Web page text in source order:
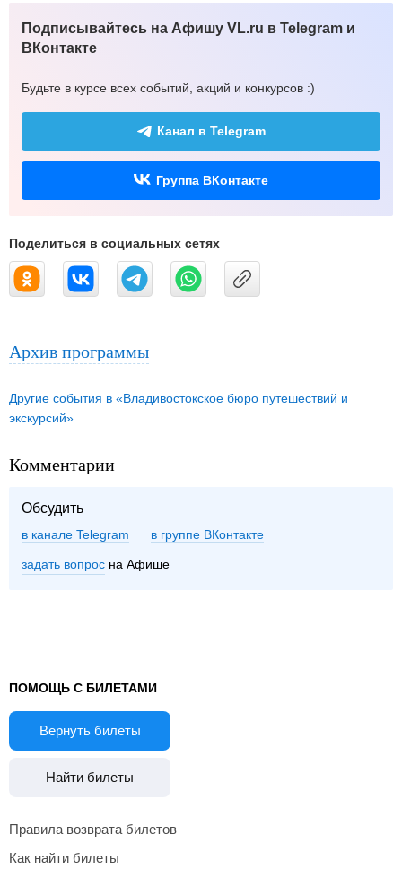
Подписывайтесь на Афишу VL.ru в Telegram и
ВКонтакте
Будьте в курсе всех событий, акций и конкурсов :)
Канал в Telegram
Группа ВКонтакте
Поделиться в социальных сетях
Архив программы
Другие события в «Владивостокское бюро путешествий и
экскурсий»
Комментарии
Обсудить
в канале Telegram группе ВКонтакте
задать вопрос на Афише
ПОМОЩЬ С БИЛЕТАМИ
Вернуть билеты
Найти билеты
Правила возврата билетов
Как найти билеты